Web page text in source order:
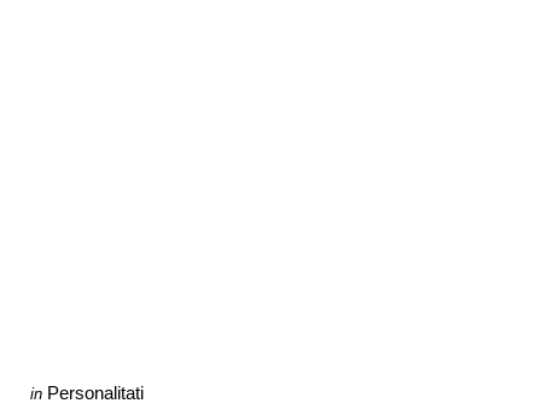
Categories
Posted
in Personalitati